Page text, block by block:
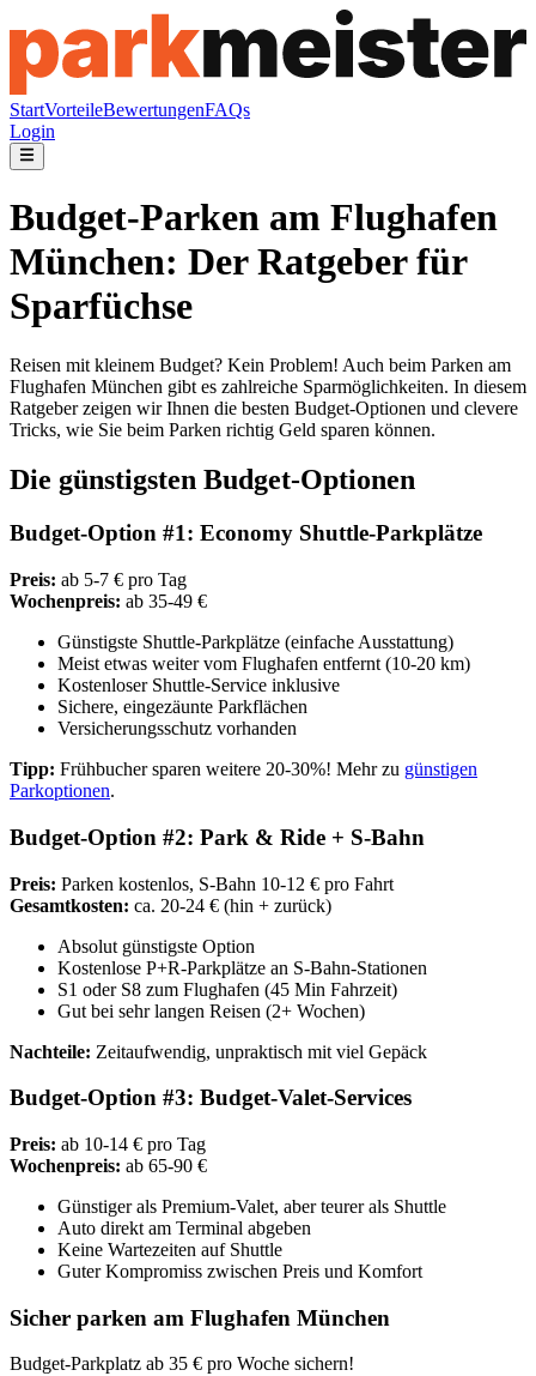
StartVorteileBewertungenFAQs
Login
Budget-Parken am Flughafen
München: Der Ratgeber für
Sparfüchse
Reisen mit kleinem Budget? Kein Problem! Auch beim Parken am
Flughafen München gibt es zahlreiche Sparmöglichkeiten. In diesem
Ratgeber zeigen wir Ihnen die besten Budget-Optionen und clevere
Tricks, wie Sie beim Parken richtig Geld sparen können.
Die günstigsten Budget-Optionen
Budget-Option #1: Economy Shuttle-Parkplätze
Preis: ab 5-7 € pro Tag
Wochenpreis: ab 35-49 €
Günstigste Shuttle-Parkplätze (einfache Ausstattung)
Meist etwas weiter vom Flughafen entfernt (10-20 km)
Kostenloser Shuttle-Service inklusive
Sichere, eingezäunte Parkflächen
Versicherungsschutz vorhanden
Tipp: Frühbucher sparen weitere 20-30%! Mehr zu günstigen
Parkoptionen.
Budget-Option #2: Park & Ride + S-Bahn
Preis: Parken kostenlos, S-Bahn 10-12 € pro Fahrt
Gesamtkosten: ca. 20-24 € (hin + zurück)
Absolut günstigste Option
Kostenlose P+R-Parkplätze an S-Bahn-Stationen
S1 oder S8 zum Flughafen (45 Min Fahrzeit)
Gut bei sehr langen Reisen (2+ Wochen)
Nachteile: Zeitaufwendig, unpraktisch mit viel Gepäck
Budget-Option #3: Budget-Valet-Services
Preis: ab 10-14 € pro Tag
Wochenpreis: ab 65-90 €
Günstiger als Premium-Valet, aber teurer als Shuttle
Auto direkt am Terminal abgeben
Keine Wartezeiten auf Shuttle
Guter Kompromiss zwischen Preis und Komfort
Sicher parken am Flughafen München
Budget-Parkplatz ab 35 € pro Woche sichern!